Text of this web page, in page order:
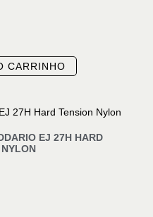
CARRINHO
EJ 27H HARD